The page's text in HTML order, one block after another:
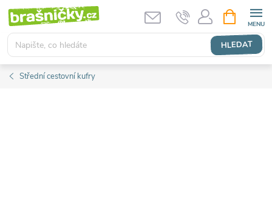
Přejít
obsah
HLEDAT
NÁKUPNÍ
KOŠÍK
Střední cestovní kufry